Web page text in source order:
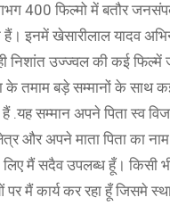
400 फिल्मो में बतौर
इनमें खेसारीलाल यादव
निशांत उज्ज्वल की कई
तमाम बड़े सम्मानों के साथ
सम्मान अपने पिता स्व
अपने माता पिता का
सदैव उपलब्ध हूँ। किसी भी
मैं कार्य कर रहा हूँ जिसमे